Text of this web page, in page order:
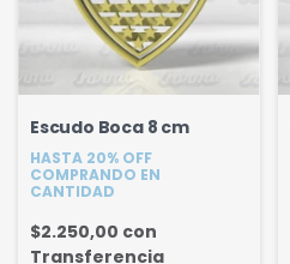
Escudo Boca 8 cm
HASTA 20% OFF
COMPRANDO EN
CANTIDAD
$2.250,00 con
Transferencia